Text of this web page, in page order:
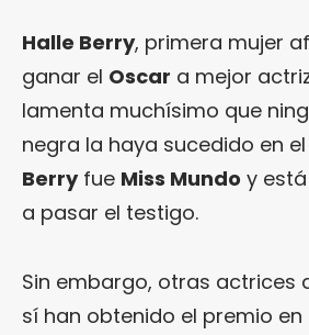
Halle Berry, primera mujer
ganar el Oscar a mejor
lamenta muchísimo que
negra la haya sucedido en
Berryfue Miss Mundo y
a pasar el testigo.
Sin embargo, otras actrices
sí han obtenido el premio